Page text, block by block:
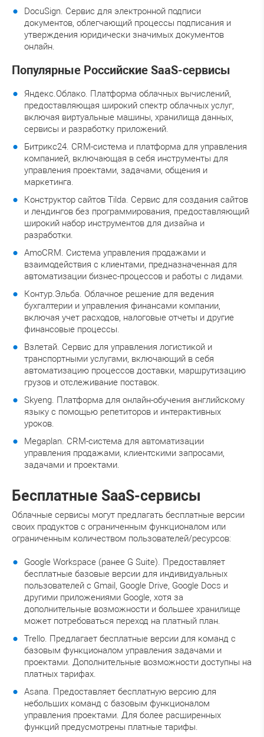
DocuSign. Сервис для электронной подписи
документов, облегчающий процессы подписания и
утверждения юридически значимых документов
онлайн.
Популярные Российские SaaS-сервисы
Яндекс.Облако. Платформа облачных вычислений,
предоставляющая широкий спектр облачных услуг,
включая виртуальные машины, хранилища данных,
сервисы и разработку приложений.
Битрикс24. CRM-система и платформа для управления
компанией, включающая в себя инструменты для
управления проектами, задачами, общения и
маркетинга.
Конструктор сайтов Tilda. Сервис для создания сайтов
и лендингов без программирования, предоставляющий
широкий набор инструментов для дизайна и
разработки.
AmoCRM. Система управления продажами и
взаимодействия с клиентами, предназначенная для
автоматизации бизнес-процессов и работы с лидами.
Контур.Эльба. Облачное решение для ведения
бухгалтерии и управления финансами компании,
включая учет расходов, налоговые отчеты и другие
финансовые процессы.
Взлетай. Сервис для управления логистикой и
транспортными услугами, включающий в себя
автоматизацию процессов доставки, маршрутизацию
грузов и отслеживание поставок.
Skyeng. Платформа для онлайн-обучения английскому
языку с помощью репетиторов и интерактивных
уроков.
Megaplan. CRM-система для автоматизации
управления продажами, клиентскими запросами,
задачами и проектами.
Бесплатные SaaS-сервисы
Облачные сервисы могут предлагать бесплатные версии
своих продуктов с ограниченным функционалом или
ограниченным количеством пользователей/ресурсов:
Google Workspace (ранее G Suite). Предоставляет
бесплатные базовые версии для индивидуальных
пользователей с Gmail, Google Drive, Google Docs и
другими приложениями Google, хотя за
дополнительные возможности и большее хранилище
может потребоваться переход на платный план.
Trello. Предлагает бесплатные версии для команд с
базовым функционалом управления задачами и
проектами. Дополнительные возможности доступны на
платных тарифах.
Asana. Предоставляет бесплатную версию для
небольших команд с базовым функционалом
управления проектами. Для более расширенных
функций предусмотрены платные тарифы.